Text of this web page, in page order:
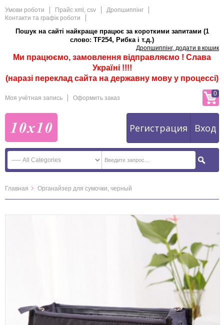
Умови роботи Прайс xml, csv
Дропшиппінг
Контакти та графік роботи
Пошук на сайті найкраще працює за короткими запитами (1
слово: TF254, Рибка і т.д.)
Дропшиппінг, додати в кошик
Ми працюємо, замовлення відправляємо ! Слава
Україні !!!!
(наразі переклад сайта на державну мову у процессі)
Моя учётная запись Оформить заказ
Регистрация Вход
0
Главная Органайзер для сумочки, черный